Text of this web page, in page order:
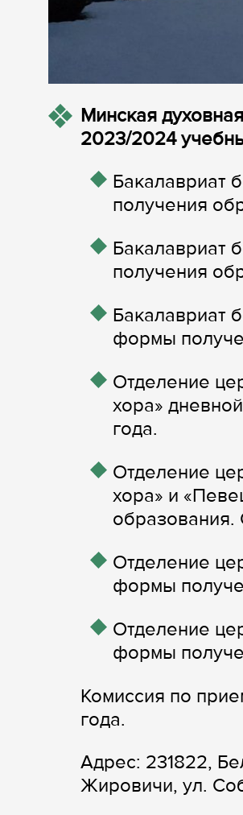
Минская
2023/2024
Бакалавриат
получения
Бакалавриат
получения
Бакалавриат
формы
Отделение
хора»
года.
Отделение
хора» и
образования.
Отделение
формы
Отделение
формы
Комиссия по
года.
Адрес: 231822,
Жировичи, ул.